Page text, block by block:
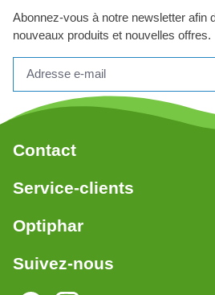
Abonnez-vous à notre newsletter afin
nouveaux produits et nouvelles offres.
Contact
Service-clients
Optiphar
Suivez-nous